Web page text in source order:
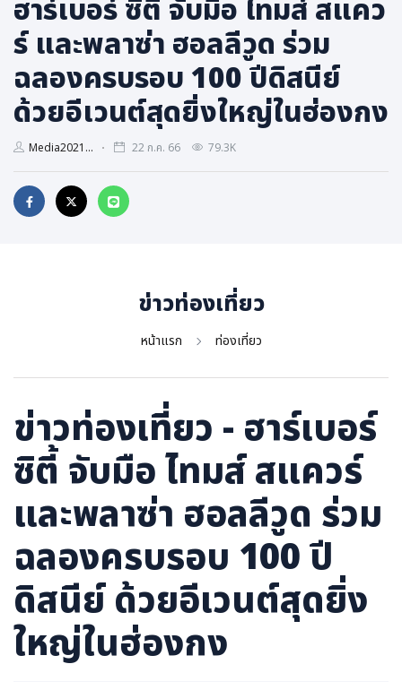
การเกษตร
พลังงาน, สิ่งแวดล้อม
ยานยนต์
ขนส่ง
การงาน, อาชีพ
กิจกรรม
อบรมสัมมนา
ฮาร์เบอร์ ซิตี้ จับมือ ไทมส์ สแคว
ร์ และพลาซ่า ฮอลลีวูด ร่วม
ฉลองครบรอบ 100 ปีดิสนีย์
ด้วยอีเวนต์สุดยิ่งใหญ่ในฮ่องกง
Media2021... 22 ก.ค. 66 79.3K
ข่าวท่องเที่ยว
หน้าแรก ท่องเที่ยว
ข่าวท่องเที่ยว - ฮาร์เบอร์
ซิตี้ จับมือ ไทมส์ สแควร์
และพลาซ่า ฮอลลีวูด ร่วม
ฉลองครบรอบ 100 ปี
ดิสนีย์ ด้วยอีเวนต์สุดยิ่ง
ใหญ่ในฮ่องกง